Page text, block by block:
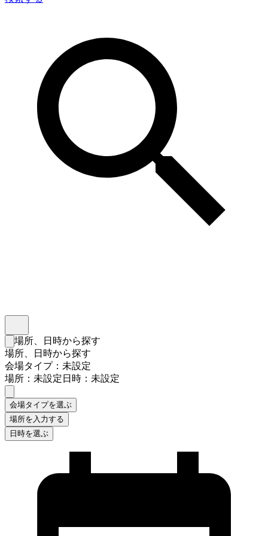
検索フォームを閉じる
場所、日時から探す
場所、日時から探す
会場タイプ：未設定
場所：未設定日時：未設定
会場タイプを選ぶ
場所を入力する
日時を選ぶ